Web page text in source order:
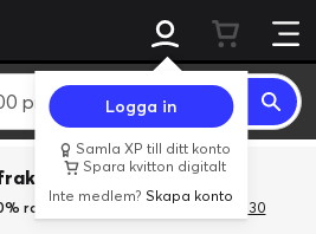
Logga in
Samla XP till ditt konto
Spara kvitton digitalt
Inte medlem?Skapa konto
över 800 kr.
rabatt med rabattkoden 3Gives30